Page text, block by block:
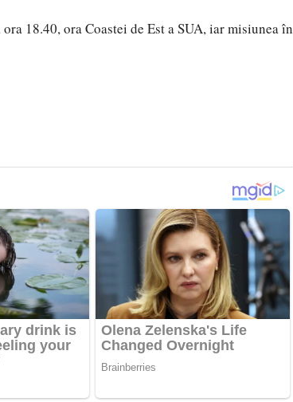
18.40, ora Coastei de Est a SUA, iar misiunea în